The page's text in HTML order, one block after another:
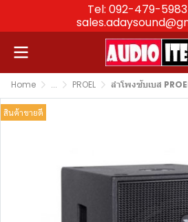
Tel: 092-479-5983
Home ... PROEL ลำโพงซับเบส PROEL S15A ขน
สินค้าขายดี